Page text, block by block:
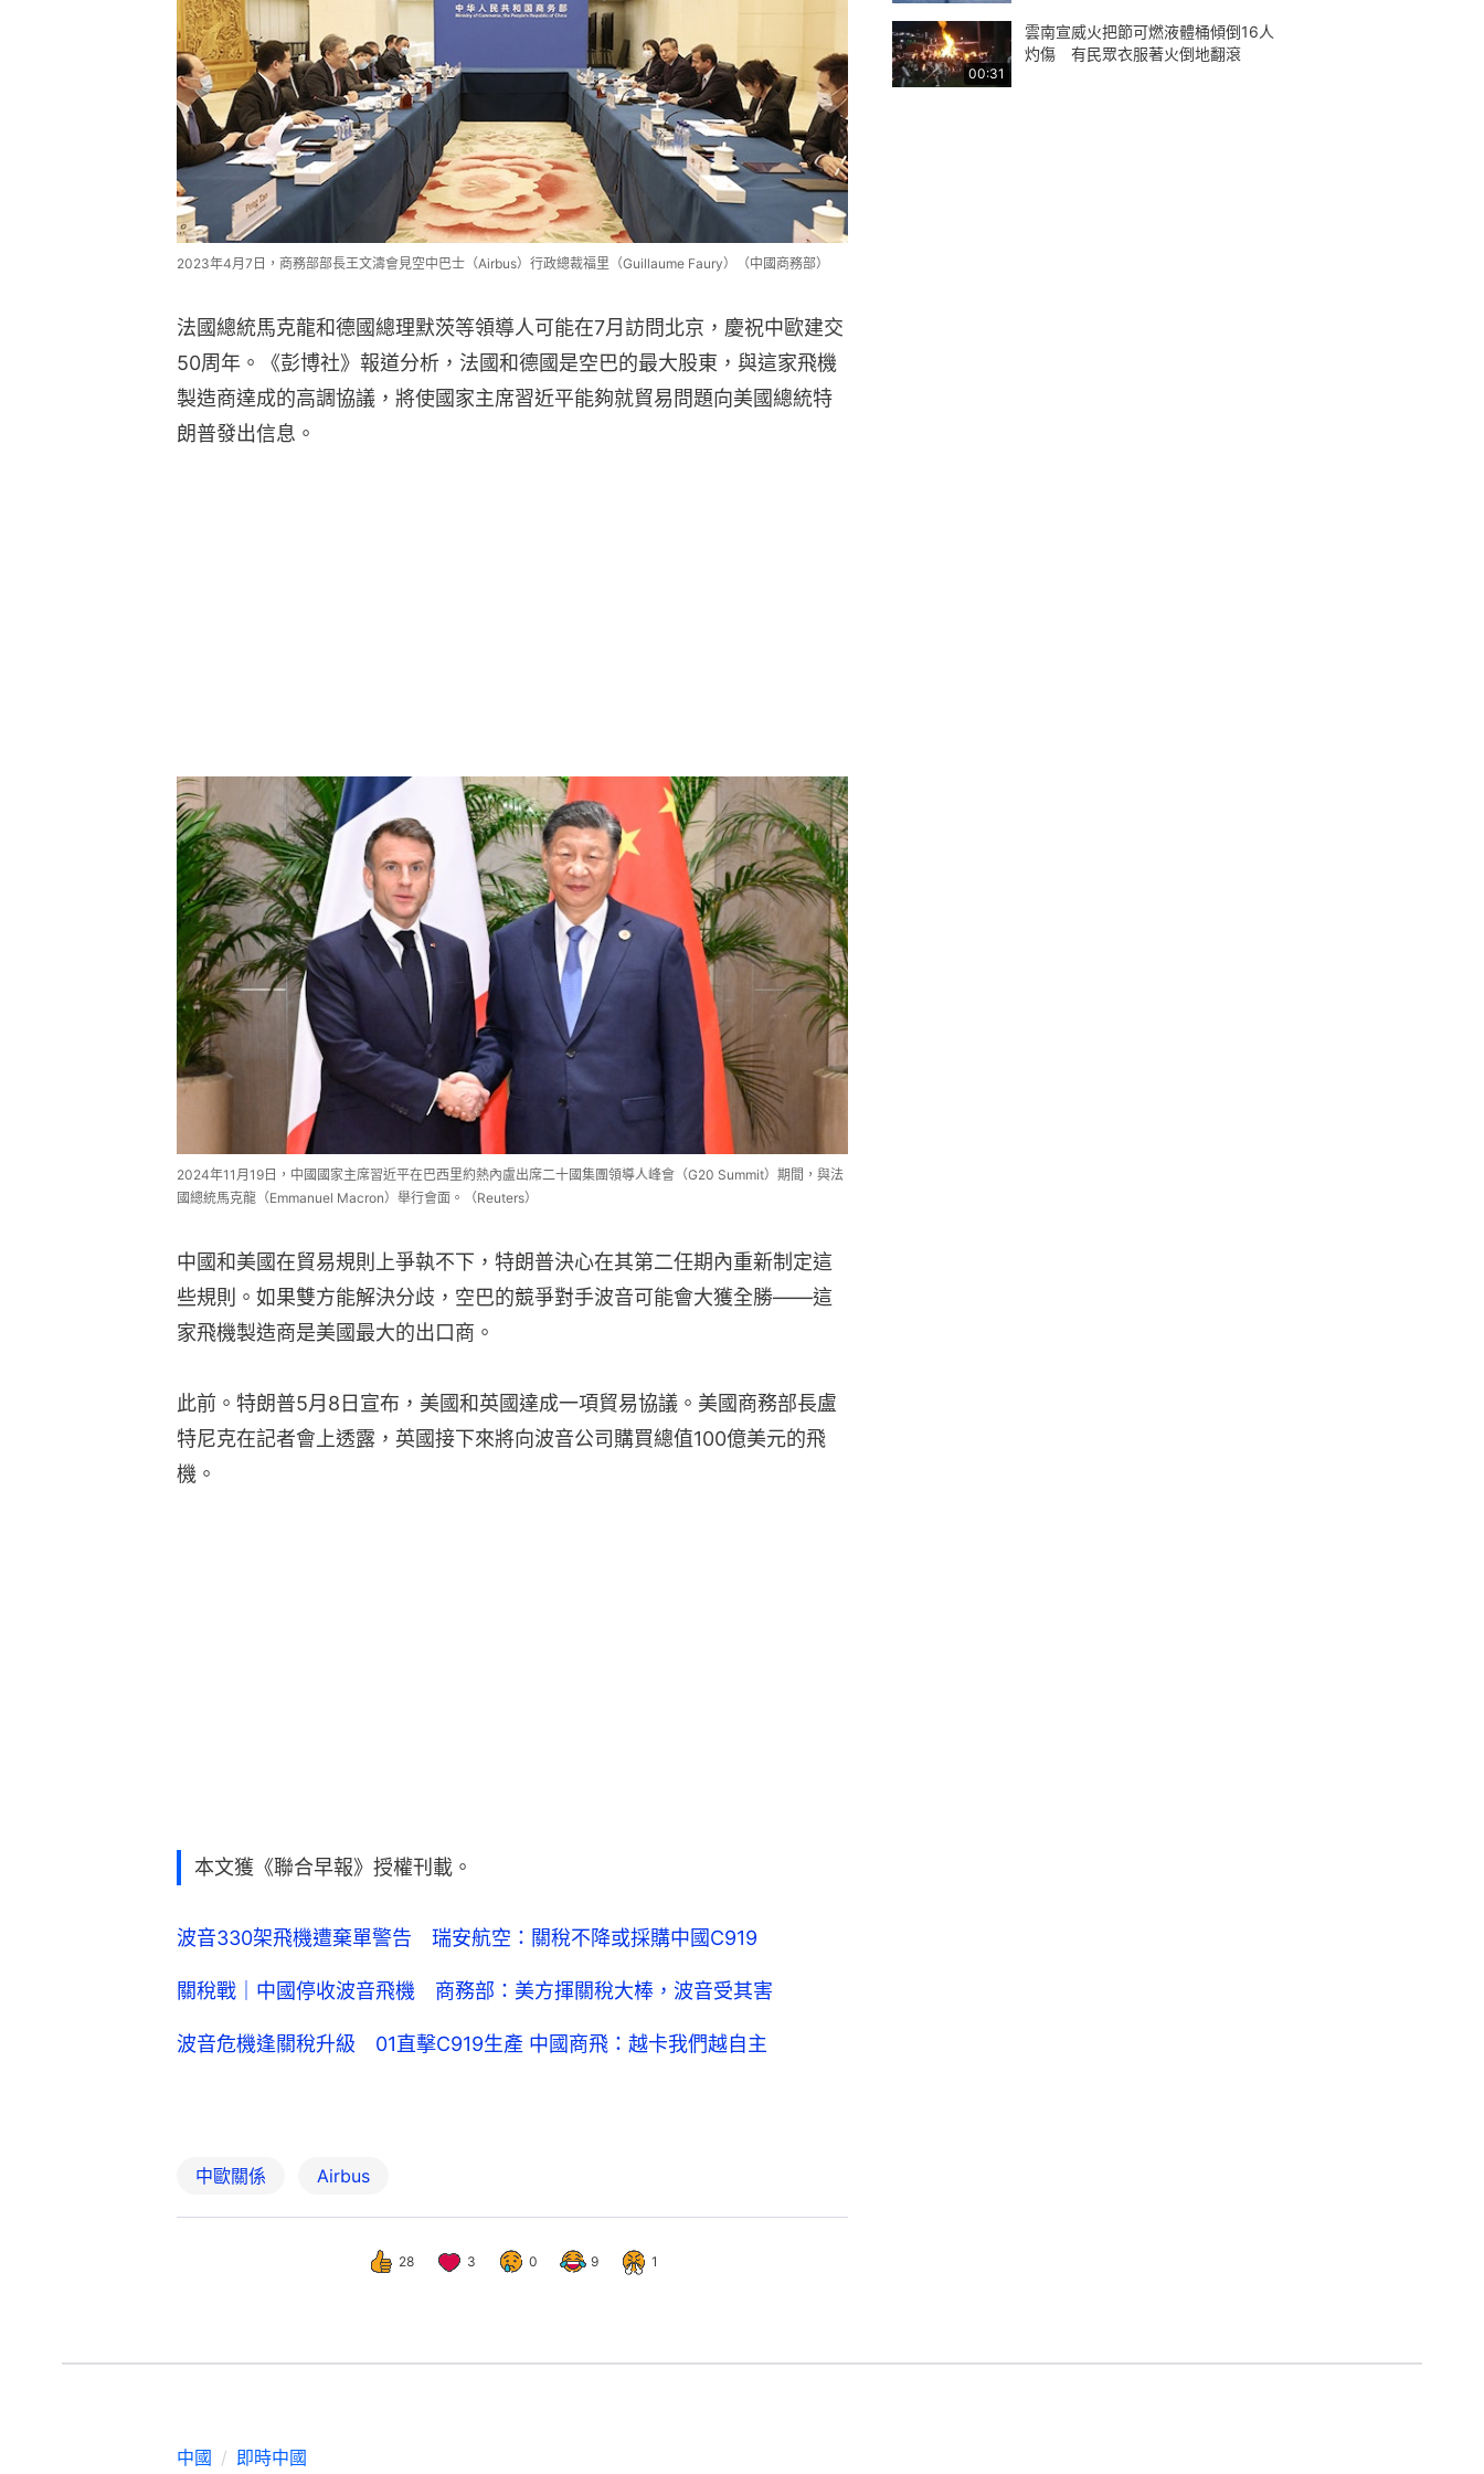
2023年4月7日，商務部部長王文濤會見空中巴士（Airbus）行政總裁福里（Guillaume Faury）（中國商務部）
法國總統馬克龍和德國總理默茨等領導人可能在7月訪問北京，慶祝中歐建交
50周年。《彭博社》報道分析，法國和德國是空巴的最大股東，與這家飛機
製造商達成的高調協議，將使國家主席習近平能夠就貿易問題向美國總統特
朗普發出信息。
2024年11月19日，中國國家主席習近平在巴西里約熱內盧出席二十國集團領導人峰會（G20 Summit）期間，與法
國總統馬克龍（Emmanuel Macron）舉行會面。（Reuters）
中國和美國在貿易規則上爭執不下，特朗普決心在其第二任期內重新制定這
些規則。如果雙方能解決分歧，空巴的競爭對手波音可能會大獲全勝——這
家飛機製造商是美國最大的出口商。
此前。特朗普5月8日宣布，美國和英國達成一項貿易協議。美國商務部長盧
特尼克在記者會上透露，英國接下來將向波音公司購買總值100億美元的飛
機。
本文獲《聯合早報》授權刊載。
波音330架飛機遭棄單警告 瑞安航空：關稅不降或採購中國C919
關稅戰｜中國停收波音飛機 商務部：美方揮關稅大棒，波音受其害
波音危機逢關稅升級 01直擊C919生產 中國商飛：越卡我們越自主
中歐關係 Airbus
28 3 0 9 1
00:31
雲南宣威火把節可燃液體桶傾倒16人
灼傷 有民眾衣服著火倒地翻滾
中國 即時中國